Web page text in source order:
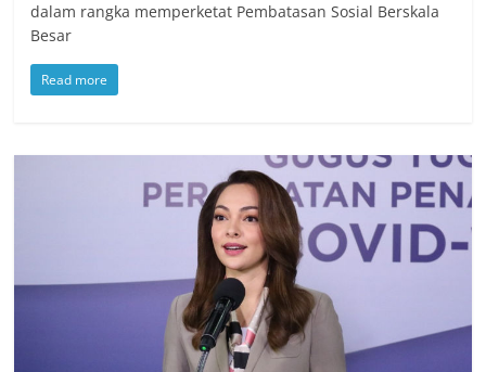
dalam rangka memperketat Pembatasan Sosial Berskala
Besar
Read more